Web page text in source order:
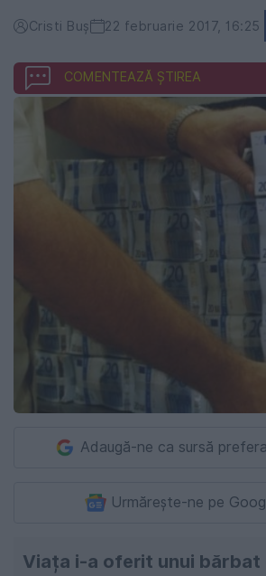
Cristi Buș 22 februarie 2017, 16:25
COMENTEAZĂ ȘTIREA
Adaugă-ne ca sursă
Urmărește-ne pe
Viața i-a oferit unui bărbat